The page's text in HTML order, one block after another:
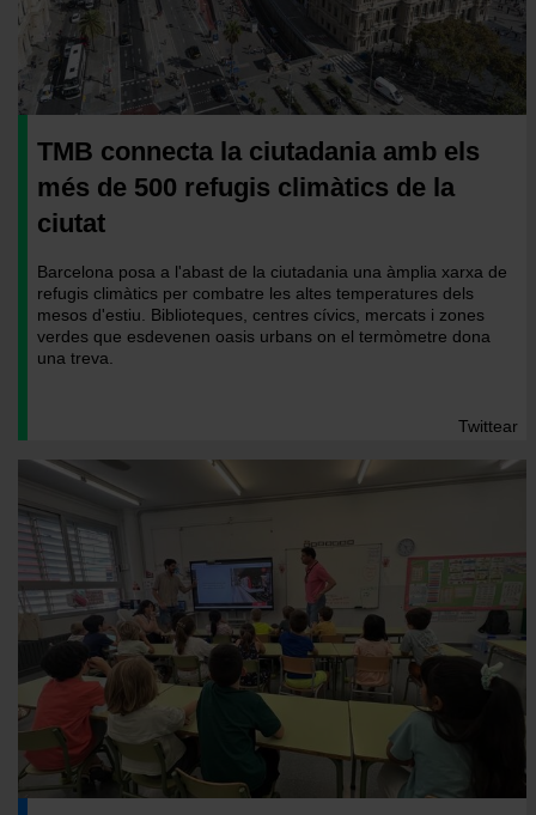
TMB connecta la ciutadania amb els
més de 500 refugis climàtics de la
ciutat
Barcelona posa a l'abast de la ciutadania una àmplia xarxa de
refugis climàtics per combatre les altes temperatures dels
mesos d'estiu. Biblioteques, centres cívics, mercats i zones
verdes que esdevenen oasis urbans on el termòmetre dona
una treva.
Twittear